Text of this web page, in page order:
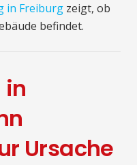
in Freiburg zeigt, ob
befindet.
in
Ursache